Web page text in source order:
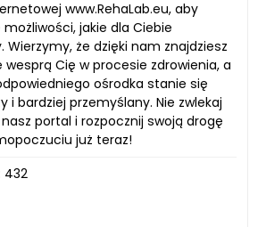
www.RehaLab.eu, aby
jakie dla Ciebie
Wierzymy, że dzięki nam znajdziesz
Cię w procesie zdrowienia, a
ośrodka stanie się
i bardziej przemyślany. Nie zwlekaj
nasz portal i rozpocznij swoją drogę
już teraz!
432